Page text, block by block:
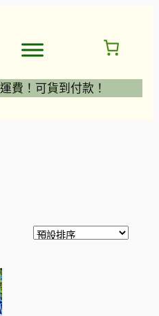
費！可貨到付款！